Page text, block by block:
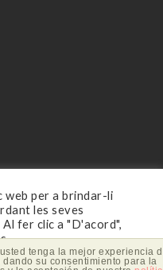
reservados
privacidad
tenga la mejor experiencia
su consentimiento para la
web per a brindar-li
les seves
fer clic a "D'acord",